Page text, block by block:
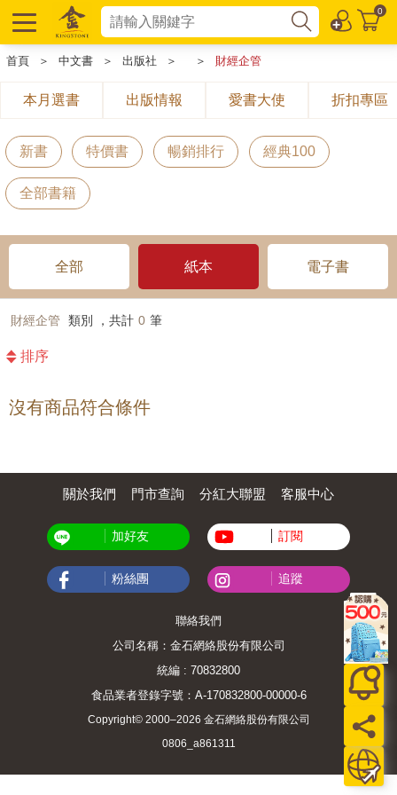
0
首頁 ＞ 中文書 ＞ 出版社 ＞ ＞ 財經企管
本月選書 出版情報 愛書大使 折扣專區
新書 特價書 暢銷排行 經典100
全部書籍
全部 紙本 電子書
財經企管 類別 ，共計 0 筆
排序
沒有商品符合條件
關於我們 門市查詢 分紅大聯盟 客服中心
加好友 訂閱
粉絲團 追蹤
聯絡我們
公司名稱：金石網絡股份有限公司
統編 : 70832800
食品業者登錄字號：A-170832800-00000-6
Copyright© 2000–2026 金石網絡股份有限公司
0806_a861311